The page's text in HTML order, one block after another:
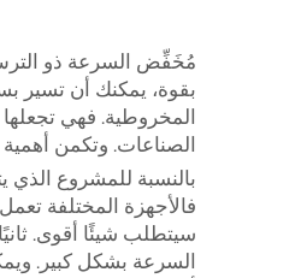
مُخَفِّض السرعة ذو
بقوة، يمكنك أن تسير
الصناعات. وتكمن
فالأجهزة المختلفة
سيتطلب شيئًا أقوى.
السرعة بشكل كبير.